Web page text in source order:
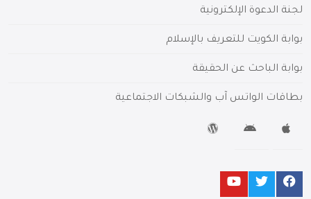
لجنة الدعوة الإلكترونية
بوابة الكويت للتعريف بالإسلام
بوابة الباحث عن الحقيقة
بطاقات الواتس آب والشبكات الاجتماعية